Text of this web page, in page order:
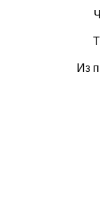
Из